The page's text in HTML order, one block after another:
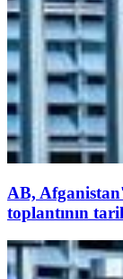
AB,
toplantının